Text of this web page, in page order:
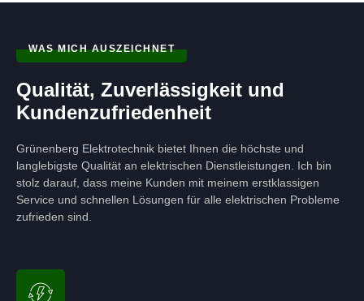
WAS MICH AUSZEICHNET
Qualität, Zuverlässigkeit und
Kundenzufriedenheit
Grünenberg Elektrotechnik bietet Ihnen die höchste und
langlebigste Qualität an elektrischen Dienstleistungen. Ich bin
stolz darauf, dass meine Kunden mit meinem erstklassigen
Service und schnellen Lösungen für alle elektrischen Probleme
zufrieden sind.